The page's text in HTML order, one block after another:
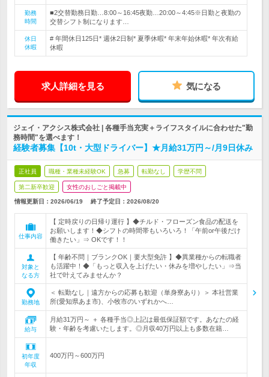
勤務
時間
■2交替勤務日勤…8:00～16:45夜勤…20:00～4:45※日勤と夜勤の
交替シフト制になります…
休日
休暇
# 年間休日125日* 週休2日制* 夏季休暇* 年末年始休暇* 年次有給
休暇
求人詳細を見る 気になる
ジェイ・アクシス株式会社 | 各種手当充実＋ライフスタイルに合わせた"勤
務時間"を選べます！
経験者募集【10t・大型ドライバー】★月給31万円～/月9日休み
正社員 職種・業種未経験OK 急募 転勤なし 学歴不問
第二新卒歓迎 女性のおしごと掲載中
情報更新日：2026/06/19 終了予定日： 2026/08/20
仕事内容
【 定時戻りの日帰り運行 】◆チルド・フローズン食品の配送を
お願いします！◆シフトの時間帯もいろいろ！「午前or午後だけ
働きたい」⇒ OKです！！
対象と
なる方
【 年齢不問｜ブランクOK｜要大型免許 】◆異業種からの転職者
も活躍中！◆「もっと収入を上げたい・休みを増やしたい」⇒当
社で叶えてみませんか？
勤務地
＜ 転勤なし｜遠方からの応募も歓迎（単身寮あり）＞ 本社営業
所(愛知県あま市)、小牧市のいずれかへ…
給与
月給31万円～ ＋ 各種手当◎上記は最低保証額です。あなたの経
験・年齢を考慮いたします。◎月収40万円以上も多数在籍…
初年度
年収
400万円～600万円